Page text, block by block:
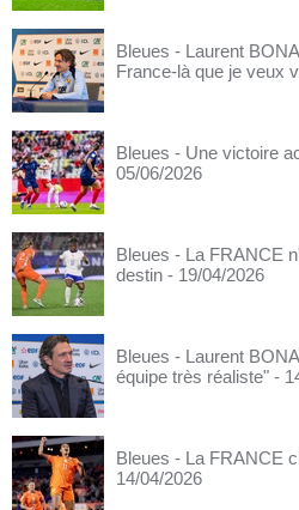
Bleues - Laurent
France-là que je veux
Bleues - Une victoire
05/06/2026
Bleues - La FRANCE
destin - 19/04/2026
Bleues - Laurent
équipe très réaliste" -
Bleues - La FRANCE
14/04/2026